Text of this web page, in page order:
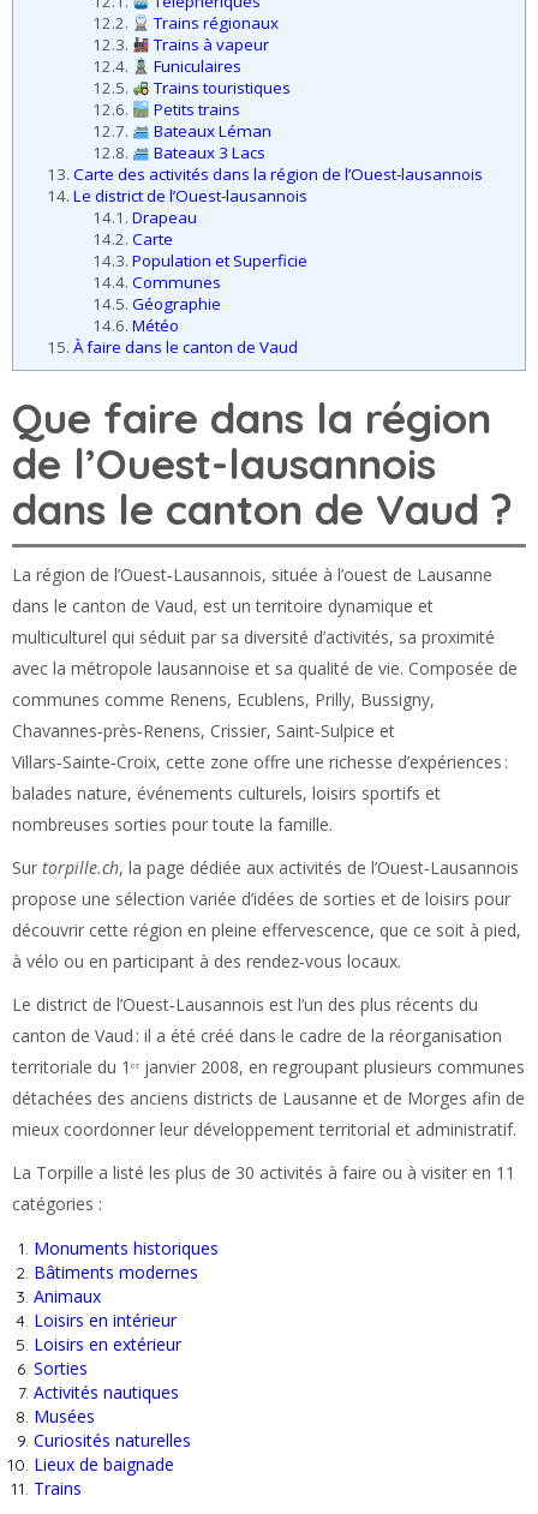
12.2.
Trains régionaux
12.3.
Trains à vapeur
12.4.
Funiculaires
12.5.
Trains touristiques
12.6.
Petits trains
12.7.
Bateaux Léman
12.8.
Bateaux 3 Lacs
13. Carte des activités dans la région de l’Ouest-lausannois
14. Le district de l’Ouest-lausannois
14.1. Drapeau
14.2. Carte
14.3. Population et Superficie
14.4. Communes
14.5. Géographie
14.6. Météo
15. À faire dans le canton de Vaud
Que faire dans la région
de l’Ouest-lausannois
dans le canton de Vaud ?
La région de l’Ouest‑Lausannois, située à l’ouest de Lausanne
dans le canton de Vaud, est un territoire dynamique et
multiculturel qui séduit par sa diversité d’activités, sa proximité
avec la métropole lausannoise et sa qualité de vie. Composée de
communes comme Renens, Ecublens, Prilly, Bussigny,
Chavannes‑près‑Renens, Crissier, Saint‑Sulpice et
Villars‑Sainte‑Croix, cette zone offre une richesse d’expériences :
balades nature, événements culturels, loisirs sportifs et
nombreuses sorties pour toute la famille.
Sur torpille.ch, la page dédiée aux activités de l’Ouest‑Lausannois
propose une sélection variée d’idées de sorties et de loisirs pour
découvrir cette région en pleine effervescence, que ce soit à pied,
à vélo ou en participant à des rendez‑vous locaux.
Le district de l’Ouest‑Lausannois est l’un des plus récents du
canton de Vaud : il a été créé dans le cadre de la réorganisation
territoriale du 1ᵉʳ janvier 2008, en regroupant plusieurs communes
détachées des anciens districts de Lausanne et de Morges afin de
mieux coordonner leur développement territorial et administratif.
La Torpille a listé les plus de 30 activités à faire ou à visiter en 11
catégories :
Monuments historiques
Bâtiments modernes
Animaux
Loisirs en intérieur
Loisirs en extérieur
Sorties
Activités nautiques
Musées
Curiosités naturelles
Lieux de baignade
Trains